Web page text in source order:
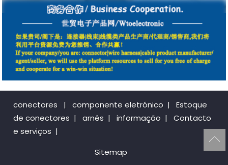
conectores | componente eletrónico |
Estoque
de conectores | arnês | informação |
Contacto
e serviços |
Sitemap